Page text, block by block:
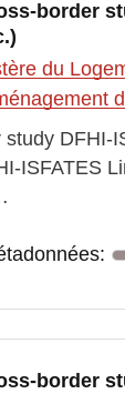
border
du
DFHI-
ISFATES
border